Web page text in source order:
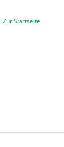
Zur Startseite